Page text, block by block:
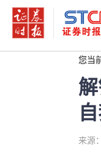
您当
来源